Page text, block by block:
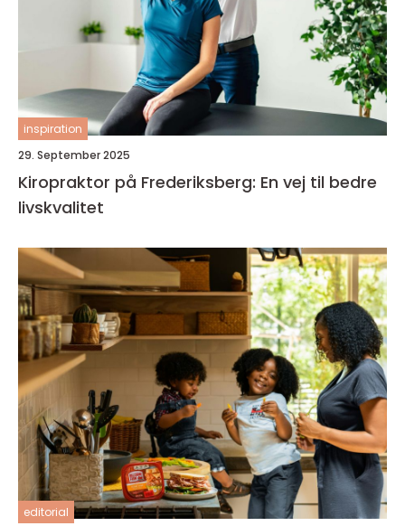
inspiration
29. September 2025
Kiropraktor på Frederiksberg: En vej til bedre
livskvalitet
editorial